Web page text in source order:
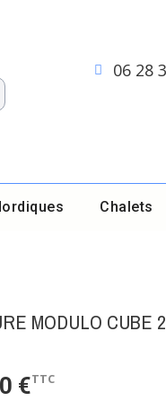
06 28
Chalets
MODULO CUBE
€TTC